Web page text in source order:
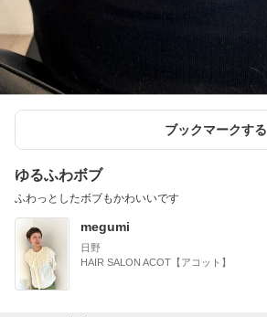
ブックマークする
ゆるふわボブ
ふわっとしたボブもかわいいです
megumi
日野
HAIR SALON ACOT【アコット】